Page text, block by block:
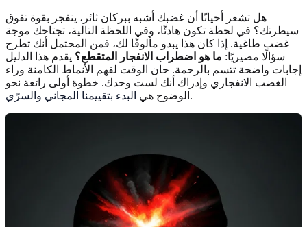
هل تشعر أحيانًا أن غضبك أشبه ببركان ثائر، ينفجر بقوة تفوق
سيطرتك؟ في لحظة تكون هادئًا، وفي اللحظة التالية، تجتاحك موجة
غضب طاغية. إذا كان هذا يبدو مألوفًا لك، فمن المحتمل أنك تطرح
سؤالًا مصيريًا: ما هو اضطراب الانفجار المتقطع؟ يقدم هذا الدليل
إجابات واضحة تتسم بالرحمة. حان الوقت لفهم الأنماط الكامنة وراء
الغضب الانفجاري وإدراك أنك لست وحدك. خطوة أولى رائعة نحو
الوضوح هي البدء بتقييمنا المجاني والسرّي .